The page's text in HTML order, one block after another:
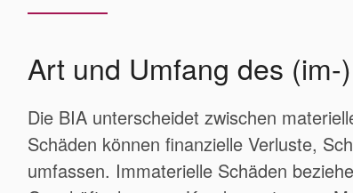
Art und Umfang des
Die BIA unterscheidet zwischen
Schäden können finanzielle Verluste,
umfassen. Immaterielle Schäden